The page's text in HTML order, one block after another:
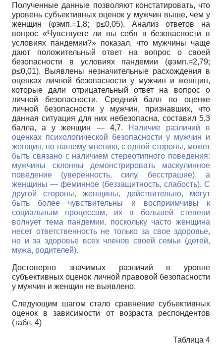
Полученные данные позволяют констатировать, что
уровень субъективных оценок у мужчин выше, чем у
женщин (φэмп.=1,8; р≤0,05). Анализ ответов на
вопрос «Чувствуете ли вы себя в безопасности в
условиях пандемии?» показал, что мужчины чаще
дают положительный ответ на вопрос о своей
безопасности в условиях пандемии (φэмп.=2,79;
р≤0,01). Выявлены незначительные расхождения в
оценках личной безопасности у мужчин и женщин,
которые дали отрицательный ответ на вопрос о
личной безопасности. Средний балл по оценке
личной безопасности у мужчин, признавших, что
данная ситуация для них небезопасна, составил 5,3
балла, а у женщин — 4,7.
Наличие различий в
оценках психологической безопасности у мужчин и
женщин, по нашему мнению, с одной стороны, может
быть связано с наличием стереотипного поведения:
мужчины склонны демонстрировать маскулинное
поведение (уверенность, силу, бесстрашие), а
женщины — феминное (беззащитность, слабость). С
другой стороны, женщины, действительно, могут
быть более чувствительны и восприимчивы к
социальным процессам, их в большей степени
волнует тема пандемии, поскольку часто женщина
несет ответственность не только за свое здоровье,
но и за здоровье всех членов своей семьи (детей,
мужа, родителей).
Достоверно значимых различий в уровне
субъективных оценок личной правовой безопасности
у мужчин и женщин не выявлено.
Следующим шагом стало сравнение субъективных
оценок в зависимости от возраста респондентов
(табл. 4)
Таблица 4